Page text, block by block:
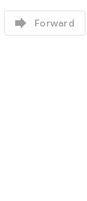
 Forward